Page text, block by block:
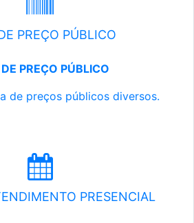
PREÇO PÚBLICO
PREÇO PÚBLICO
de preços públicos diversos.
PRESENCIAL